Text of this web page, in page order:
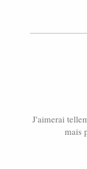
J'aimerai
mais